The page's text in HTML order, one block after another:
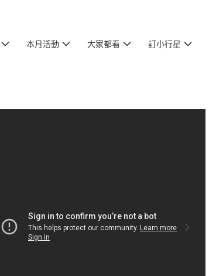
本月活動 大家都看 訂小行星